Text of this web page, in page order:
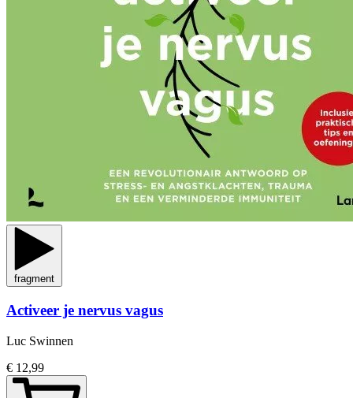
fragment
Activeer je nervus vagus
Luc Swinnen
€ 12,99